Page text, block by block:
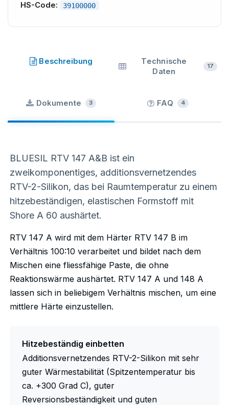
HS-Code: 39100000
Beschreibung
Technische
Daten
17
Dokumente 3 FAQ 4
BLUESIL RTV 147 A&B ist ein
zweikomponentiges, additionsvernetzendes
RTV-2-Silikon, das bei Raumtemperatur zu einem
hitzebeständigen, elastischen Formstoff mit
Shore A 60 aushärtet.
RTV 147 A wird mit dem Härter RTV 147 B im
Verhältnis 100:10 verarbeitet und bildet nach dem
Mischen eine fliessfähige Paste, die ohne
Reaktionswärme aushärtet. RTV 147 A und 148 A
lassen sich in beliebigem Verhältnis mischen, um eine
mittlere Härte einzustellen.
Hitzebeständig einbetten
Additionsvernetzendes RTV-2-Silikon mit sehr
guter Wärmestabilität (Spitzentemperatur bis
ca. +300 Grad C), guter
Reversionsbeständigkeit und guten